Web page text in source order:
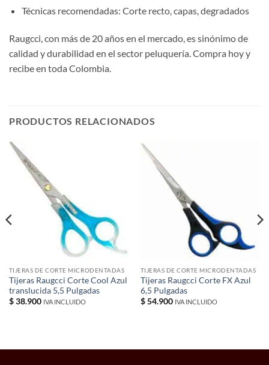
Técnicas recomendadas: Corte recto, capas, degradados
Raugcci, con más de 20 años en el mercado, es sinónimo de
calidad y durabilidad en el sector peluquería. Compra hoy y
recibe en toda Colombia.
PRODUCTOS RELACIONADOS
TIJERAS DE CORTE MICRODENTADAS
Tijeras Raugcci Corte Cool Azul
translucida 5,5 Pulgadas
$38.900 IVA INCLUIDO
TIJERAS DE CORTE MICRODENTADAS
Tijeras Raugcci Corte FX Azul
6,5 Pulgadas
$54.900 IVA INCLUIDO